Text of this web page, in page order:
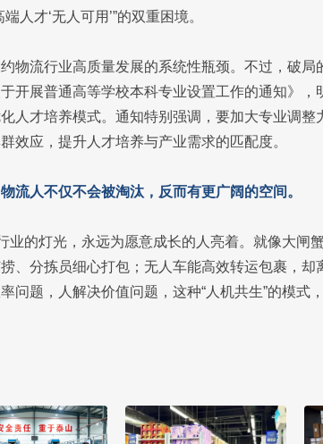
人才‘无人可用’”的双重困境。
物流行业高质量发展的系统性瓶颈。不过，破局
展普通高等学校本科专业设置工作的通知》，
人才培养模式。通知特别强调，要加大专业调整
效应，提升人才培养与产业需求的匹配度。
流人不仅不会被淘汰，反而有更广阔的空间。
业的灯光，永远为愿意成长的人亮着。就像大闸
、分拣员细心打包；无人车能高效转运包裹，却
问题，人解决价值问题，这种“人机共生”的模式